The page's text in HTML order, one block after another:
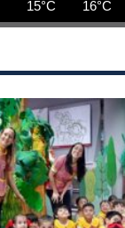
15°C 16°C